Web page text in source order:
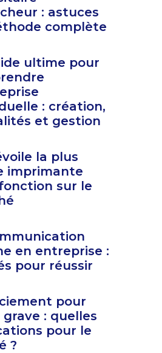
: astuces
complète
ultime pour
: création,
et gestion
la plus
imprimante
sur le
en entreprise :
pour réussir
pour
: quelles
pour le
?